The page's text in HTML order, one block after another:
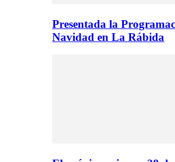
Presentada la
Navidad en La Rábida